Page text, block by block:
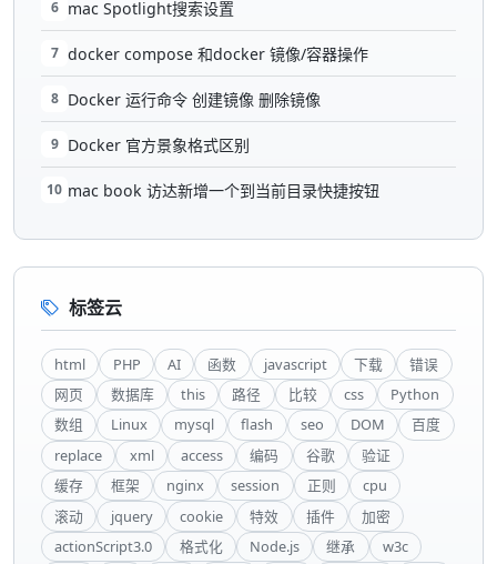
6 mac Spotlight搜索设置
7 docker compose 和docker 镜像/容器操作
8 Docker 运行命令 创建镜像 删除镜像
9 Docker 官方景象格式区别
10 mac book 访达新增一个到当前目录快捷按钮
标签云
html PHP AI 函数 javascript 下载
错误
网页
数据库 this 路径 比较 css
Python
数组
Linux mysql flash seo DOM
百度
replace
xml access 编码 谷歌
验证
缓存
框架 nginx session 正则
cpu
滚动
jquery cookie 特效 插件
加密
actionScript3.0
格式化 Node.js 继承 w3c